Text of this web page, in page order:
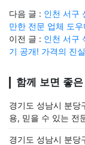
다음 글 : 인천 서구
만한 전문 업체 도
이전 글 : 인천 서구
기 공개! 가격의 진
함께 보면 좋
경기도 성남시 분당
용, 믿을 수 있는 전
경기도 성남시 분당